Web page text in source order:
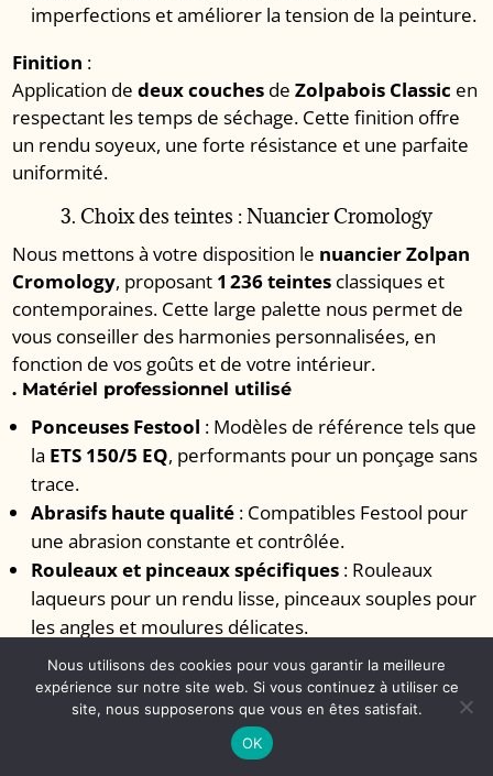
imperfections et améliorer la tension de la peinture.
Finition :
Application dedeux couches deZolpabois Classic en
respectant les temps de séchage. Cette finition offre
un rendu soyeux, une forte résistance et une parfaite
uniformité.
3. Choix des teintes : Nuancier Cromology
Nous mettons à votre disposition le nuancier Zolpan
Cromology, proposant 1 236 teintes classiques et
contemporaines. Cette large palette nous permet de
vous conseiller des harmonies personnalisées, en
fonction de vos goûts et de votre intérieur.
. Matériel professionnel utilisé
Ponceuses Festool : Modèles de référence tels que
la ETS 150/5 EQ, performants pour un ponçage sans
trace.
Abrasifs haute qualité : Compatibles Festool pour
une abrasion constante et contrôlée.
Rouleaux et pinceaux spécifiques : Rouleaux
laqueurs pour un rendu lisse, pinceaux souples pour
les angles et moulures délicates.
, artisan peintre à Hyères, vous
propose un service professionnel et soigné pour
Nous utilisons des cookies pour vous garantir la meilleure
expérience sur notre site web. Si vous continuez à utiliser ce
site, nous supposerons que vous en êtes satisfait.
OK